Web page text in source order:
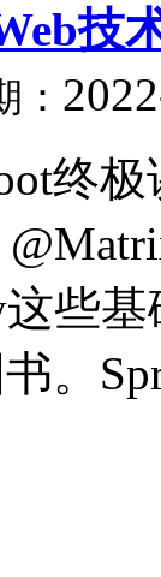
技
：
终
这些
。